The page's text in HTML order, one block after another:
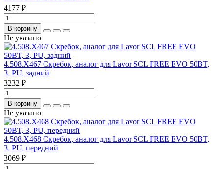
4177 ₽
В корзину
Не указано
4.508.X467 Скребок, аналог для Lavor SCL FREE EVO 50BT,
3, PU, задний
3232 ₽
В корзину
Не указано
4.508.X468 Скребок, аналог для Lavor SCL FREE EVO 50BT,
3, PU, передний
3069 ₽